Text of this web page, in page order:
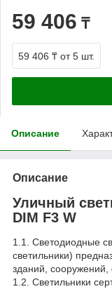
59 406 ₸
59 406 ₸ от 5 шт.
Описание
Описание
Уличный
DIM F3 W
1.1. Светодиодные
светильники)
зданий, сооружений,
1.2. Светильники